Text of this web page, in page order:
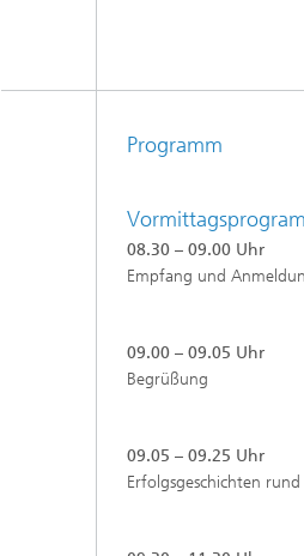
Programm
08.30 – 09.00 Uhr
Empfang und
09.00 – 09.05 Uhr
Begrüßung
09.05 – 09.25 Uhr
Erfolgsgeschichten